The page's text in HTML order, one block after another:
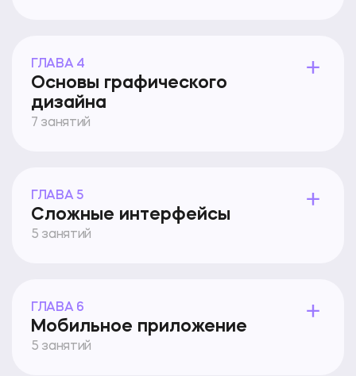
ГЛАВА 4
Основы графического
дизайна
7 занятий
ГЛАВА 5
Сложные интерфейсы
5 занятий
ГЛАВА 6
Мобильное приложение
5 занятий